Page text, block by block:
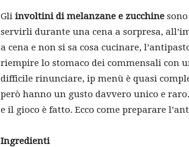
Gli involtini di melanzane e zucchine
servirli durante una cena a sorpresa,
a cena e non si sa cosa cucinare,
riempire lo stomaco dei commensali con
difficile rinunciare, ip menù è quasi
però hanno un gusto davvero unico e
e il gioco è fatto. Ecco come preparare
Ingredienti